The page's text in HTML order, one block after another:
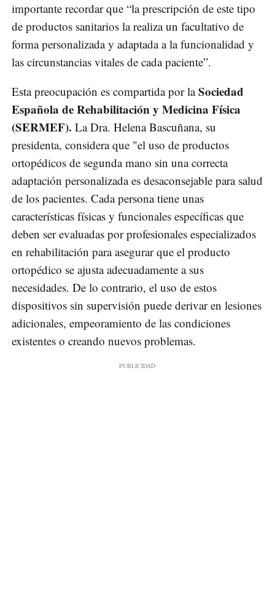
importante recordar que “la prescripción de este tipo
de productos sanitarios la realiza un facultativo de
forma personalizada y adaptada a la funcionalidad y
las circunstancias vitales de cada paciente”.
Esta preocupación es compartida por laSociedad
Española de Rehabilitación y Medicina Física
(SERMEF). La Dra. Helena Bascuñana, su
presidenta, considera que "el uso de productos
ortopédicos de segunda mano sin una correcta
adaptación personalizada es desaconsejable para salud
de los pacientes. Cada persona tiene unas
características físicas y funcionales específicas que
deben ser evaluadas por profesionales especializados
en rehabilitación para asegurar que el producto
ortopédico se ajusta adecuadamente a sus
necesidades. De lo contrario, el uso de estos
dispositivos sin supervisión puede derivar en lesiones
adicionales, empeoramiento de las condiciones
existentes o creando nuevos problemas.